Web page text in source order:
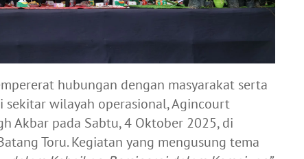
hubungan dengan masyarakat serta
wilayah operasional, Agincourt
Akbar pada Sabtu, 4 Oktober 2025, di
Toru. Kegiatan yang mengusung tema